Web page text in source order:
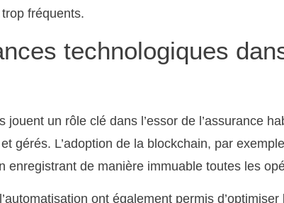
fréquents.
technologiques
jouent un rôle clé dans l’essor de l’assurance
gérés. L’adoption de la blockchain, par
enregistrant de manière immuable toutes les
ont également permis